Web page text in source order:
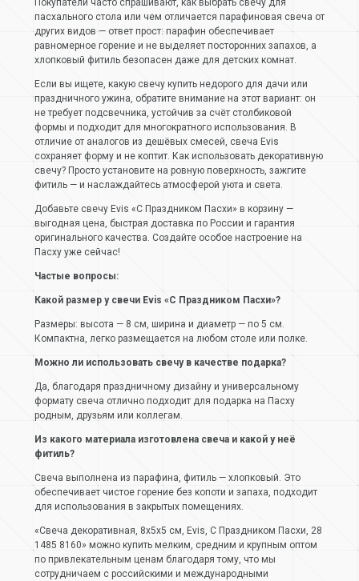
Покупатели часто спрашивают, как выбрать свечу для
пасхального стола или чем отличается парафиновая свеча от
других видов — ответ прост: парафин обеспечивает
равномерное горение и не выделяет посторонних запахов, а
хлопковый фитиль безопасен даже для детских комнат.
Если вы ищете, какую свечу купить недорого для дачи или
праздничного ужина, обратите внимание на этот вариант: он
не требует подсвечника, устойчив за счёт столбиковой
формы и подходит для многократного использования. В
отличие от аналогов из дешёвых смесей, свеча Evis
сохраняет форму и не коптит. Как использовать декоративную
свечу? Просто установите на ровную поверхность, зажгите
фитиль — и наслаждайтесь атмосферой уюта и света.
Добавьте свечу Evis «С Праздником Пасхи» в корзину —
выгодная цена, быстрая доставка по России и гарантия
оригинального качества. Создайте особое настроение на
Пасху уже сейчас!
Частые вопросы:
Какой размер у свечи Evis «С Праздником Пасхи»?
Размеры: высота — 8 см, ширина и диаметр — по 5 см.
Компактна, легко размещается на любом столе или полке.
Можно ли использовать свечу в качестве подарка?
Да, благодаря праздничному дизайну и универсальному
формату свеча отлично подходит для подарка на Пасху
родным, друзьям или коллегам.
Из какого материала изготовлена свеча и какой у неё
фитиль?
Свеча выполнена из парафина, фитиль — хлопковый. Это
обеспечивает чистое горение без копоти и запаха, подходит
для использования в закрытых помещениях.
«Свеча декоративная, 8х5х5 см, Evis, С Праздником Пасхи, 28
1485 8160» можно купить мелким, средним и крупным оптом
по привлекательным ценам благодаря тому, что мы
сотрудничаем с российскими и международными